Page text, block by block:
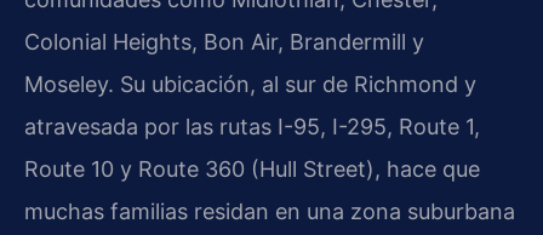
Colonial Heights, Bon Air, Brandermill y
Moseley. Su ubicación, al sur de Richmond y
atravesada por las rutas I-95, I-295, Route 1,
Route 10 y Route 360 (Hull Street), hace que
muchas familias residan en una zona suburbana